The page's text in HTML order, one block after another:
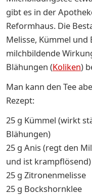
gibt es in der
Reformhaus. Die
Melisse, Kümmel und
milchbildende
Blähungen (Koliken)
Man kann den Tee
Rezept:
25 g Kümmel (wirkt
Blähungen)
25 g Anis (regt den
und ist krampflösend)
25 g Zitronenmelisse
25 g Bockshornklee